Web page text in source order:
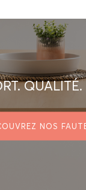
QUALITÉ.
NOS